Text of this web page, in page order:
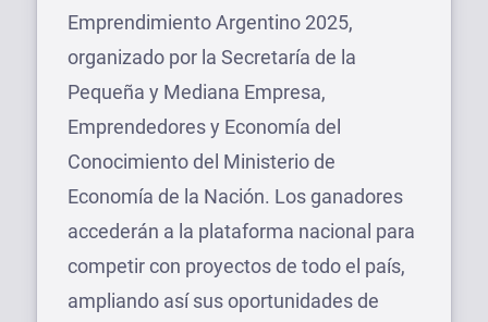
Emprendimiento Argentino 2025,
organizado por la Secretaría de la
Pequeña y Mediana Empresa,
Emprendedores y Economía del
Conocimiento del Ministerio de
Economía de la Nación. Los ganadores
accederán a la plataforma nacional para
competir con proyectos de todo el país,
ampliando así sus oportunidades de